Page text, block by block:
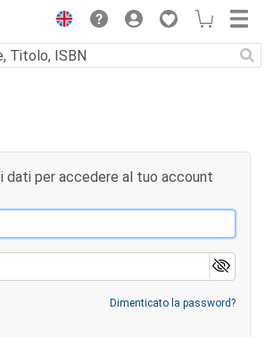
dati per accedere al tuo account
Dimenticato la password?